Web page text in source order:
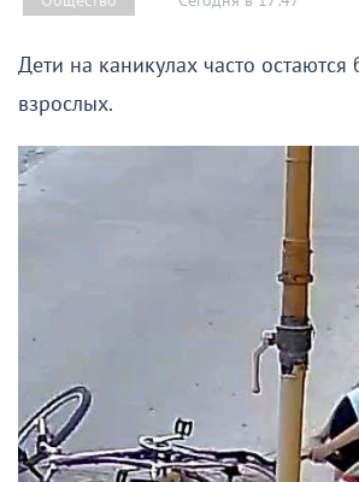
Дети на каникулах часто остаются
взрослых.